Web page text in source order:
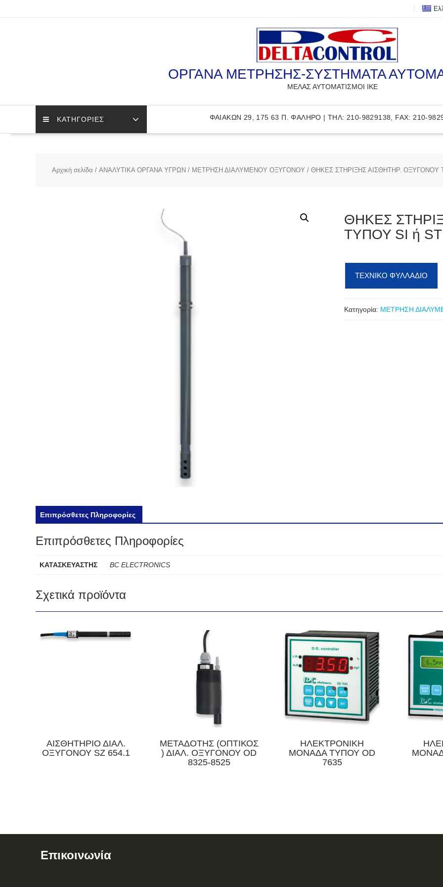
ΟΡΓΑΝΑ ΜΕΤΡΗΣΗΣ-ΣΥΣΤΗΜΑΤΑ
ΜΕΛΑΣ ΑΥΤΟΜΑΤΙΣΜΟΙ ΙΚΕ
ΚΑΤΗΓΟΡΙΕΣ ΦΑΙΑΚΩΝ 29, 175 63 Π. ΦΑΛΗΡΟ | ΤΗΛ: 210-9829138, FAX: 210-
Αρχική σελίδα / ΑΝΑΛΥΤΙΚΑ ΟΡΓΑΝΑ ΥΓΡΩΝ / ΜΕΤΡΗΣΗ ΔΙΑΛΥΜΕΝΟΥ ΟΞΥΓΟΝΟΥ / ΘΗΚΕΣ ΣΤΗΡΙΞΗΣ ΑΙΣΘΗΤΗΡ. ΟΞΥΓΟΝΟΥ
ΘΗΚΕΣ
ΤΥΠΟΥ SI ή ST
ΤΕΧΝΙΚΟ ΦΥΛΛΑΔΙΟ
Κατηγορία: ΜΕΤΡΗΣΗ
Επιπρόσθετες Πληροφορίες
Επιπρόσθετες Πληροφορίες
ΚΑΤΑΣΚΕΥΑΣΤΗΣ BC ELECTRONICS
Σχετικά προϊόντα
ΑΙΣΘΗΤΗΡΙΟ ΔΙΑΛ.
ΟΞΥΓΟΝΟΥ SZ 654.1
ΜΕΤΑΔΟΤΗΣ (ΟΠΤΙΚΟΣ
) ΔΙΑΛ. ΟΞΥΓΟΝΟΥ OD
8325-8525
ΗΛΕΚΤΡΟΝΙΚΗ
ΜΟΝΑΔΑ ΤΥΠΟΥ OD
7635
Επικοινωνία